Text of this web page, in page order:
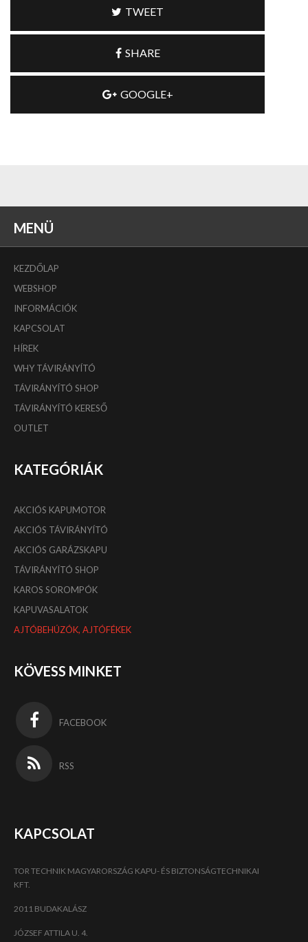
TWEET
SHARE
GOOGLE+
MENÜ
KEZDŐLAP
WEBSHOP
INFORMÁCIÓK
KAPCSOLAT
HÍREK
WHY TÁVIRÁNYÍTÓ
TÁVIRÁNYÍTÓ SHOP
TÁVIRÁNYÍTÓ KERESŐ
OUTLET
KATEGÓRIÁK
AKCIÓS KAPUMOTOR
AKCIÓS TÁVIRÁNYÍTÓ
AKCIÓS GARÁZSKAPU
TÁVIRÁNYÍTÓ SHOP
KAROS SOROMPÓK
KAPUVASALATOK
AJTÓBEHÚZÓK, AJTÓFÉKEK
KÖVESS MINKET
FACEBOOK
RSS
KAPCSOLAT
TOR TECHNIK MAGYARORSZÁG KAPU- ÉS BIZTONSÁGTECHNIKAI
KFT.
2011 BUDAKALÁSZ
JÓZSEF ATTILA U. 4.